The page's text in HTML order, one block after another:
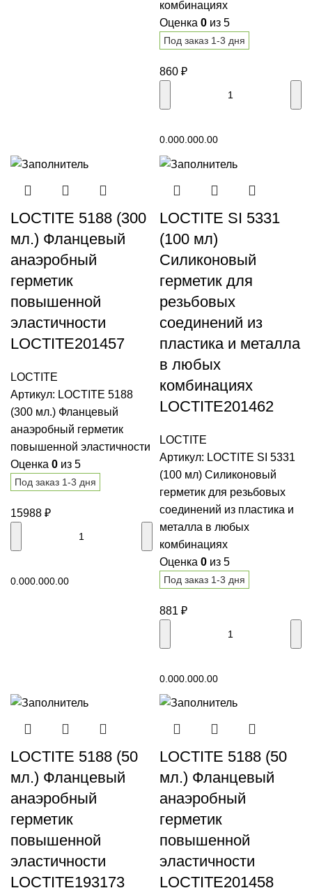
комбинациях
Оценка 0 из 5
Под заказ 1-3 дня
860 ₽
0.000.000.00
LOCTITE 5188 (300
мл.) Фланцевый
анаэробный
герметик
повышенной
эластичности
LOCTITE201457
LOCTITE
Артикул: LOCTITE 5188
(300 мл.) Фланцевый
анаэробный герметик
повышенной эластичности
Оценка 0 из 5
Под заказ 1-3 дня
15988 ₽
0.000.000.00
LOCTITE SI 5331
(100 мл)
Силиконовый
герметик для
резьбовых
соединений из
пластика и металла
в любых
комбинациях
LOCTITE201462
LOCTITE
Артикул: LOCTITE SI 5331
(100 мл) Силиконовый
герметик для резьбовых
соединений из пластика и
металла в любых
комбинациях
Оценка 0 из 5
Под заказ 1-3 дня
881 ₽
0.000.000.00
LOCTITE 5188 (50
мл.) Фланцевый
анаэробный
герметик
повышенной
эластичности
LOCTITE193173
LOCTITE 5188 (50
мл.) Фланцевый
анаэробный
герметик
повышенной
эластичности
LOCTITE201458